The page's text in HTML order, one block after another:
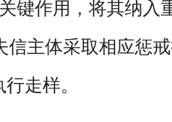
键作用，将其纳入
主体采取相应惩戒
走样。